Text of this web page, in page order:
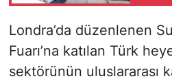
Londra’da düzenlenen
Fuarı’na katılan Türk
sektörünün uluslararası